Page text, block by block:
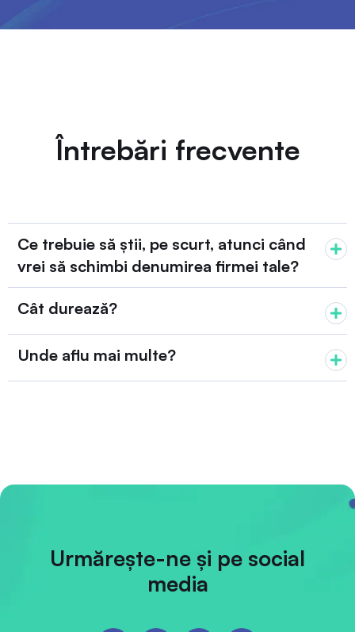
Întrebări frecvente
Ce trebuie să știi, pe scurt, atunci când
vrei să schimbi denumirea firmei tale?
Cât durează?
Unde aflu mai multe?
Urmărește-ne și pe social
media